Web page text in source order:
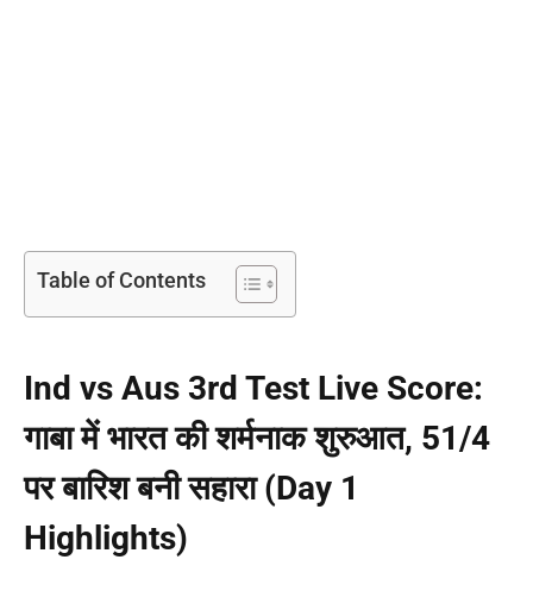
Table of Contents
Ind vs Aus 3rd Test Live Score:
गाबा में भारत की शर्मनाक शुरुआत, 51/4
पर बारिश बनी सहारा (Day 1
Highlights)